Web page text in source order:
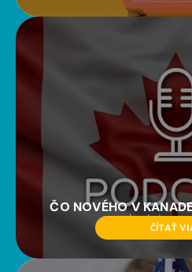
ČO NOVÉHO V
ČÍTAŤ